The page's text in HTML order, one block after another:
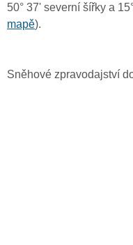
50° 37' severní šířky a
mapě).
Sněhové zpravodajství